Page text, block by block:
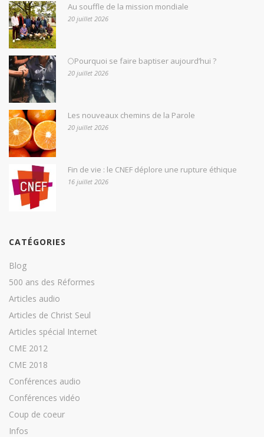
Au souffle de la mission mondiale
20 juillet 2026
🌕Pourquoi se faire baptiser aujourd’hui ?
20 juillet 2026
Les nouveaux chemins de la Parole
20 juillet 2026
Fin de vie : le CNEF déplore une rupture éthique
16 juillet 2026
CATÉGORIES
Blog
500 ans des Réformes
Articles audio
Articles de Christ Seul
Articles spécial Internet
CME 2012
CME 2018
Conférences audio
Conférences vidéo
Coup de coeur
Infos